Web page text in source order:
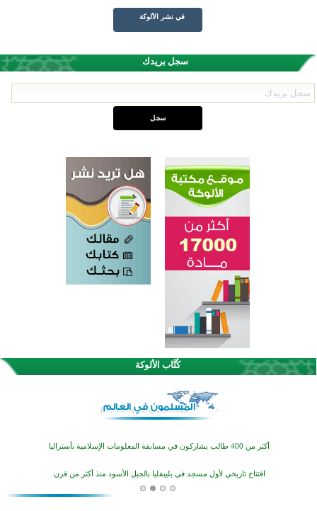
في نشر الألوكة
سجل بريدك
كُتَّاب الألوكة
القرآن والتربية في صدارة البرامج الصيفية للمسلمين في بينزا وساراتوف وموردوفيا هذا العام
اختتام الدورة التاسعة لمسابقة حفظ وتلاوة القرآن الكريم في أزناكاييف
أكثر من 100 شخص يتعرفون على الإسلام خلال يوم المسجد المفتوح في ميلفيل
اختتام منافسات قرآنية متميزة في بنغلاديش بمشاركة 3000 متسابق
منطقة ريبوفسي تحتفل بميلاد مسجد جديد في أجواء إيمانية مميزة